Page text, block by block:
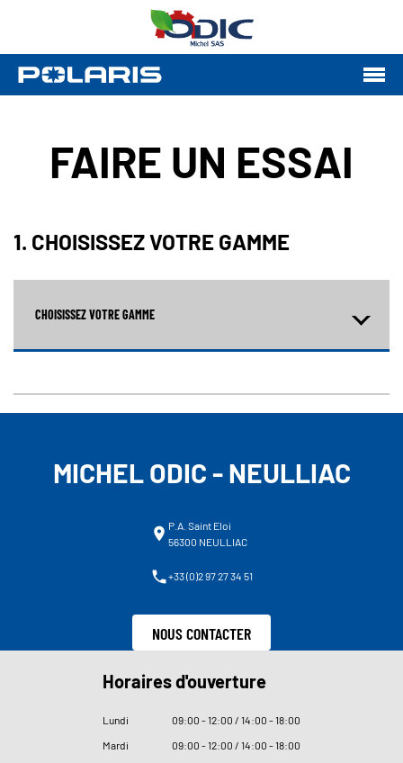
FAIRE UN ESSAI
1. CHOISISSEZ VOTRE GAMME
CHOISISSEZ VOTRE GAMME
MICHEL ODIC - NEULLIAC
P.A. Saint Eloi
56300 NEULLIAC
+33 (0)2 97 27 34 51
NOUS CONTACTER
Horaires d'ouverture
Lundi 09:00 - 12:00 / 14:00 - 18:00
Mardi
09:00 - 12:00 / 14:00 - 18:00